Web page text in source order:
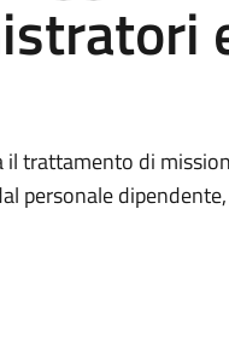
trattamento di
personale